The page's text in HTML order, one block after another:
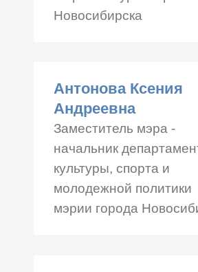
Новосибирска
34, каб.№ 121
Телефон: +7 (383)
91, 227-40-92
Антонова Ксения
Андреевна
Заместитель мэра -
начальник
культуры, спорта и
молодежной политики
мэрии города